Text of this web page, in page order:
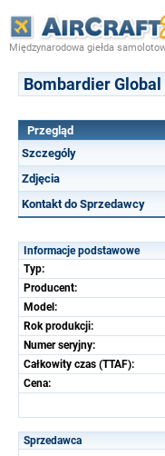
Międzynarodowa giełda
Bombardier Global
Przegląd
Szczególy
Zdjęcia
Kontakt do Sprzedawcy
Informacje podstawowe
Typ:
Producent:
Model:
Rok produkcji:
Numer seryjny:
Całkowity czas (TTAF):
Cena:
Sprzedawca